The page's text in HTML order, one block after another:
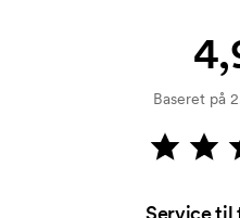
ikke ved en
Baseret på